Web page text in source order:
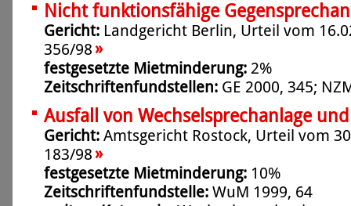
Nicht funktionsfähige
Gericht: Landgericht Berlin, Urteil vom
356/98»
festgesetzte Mietminderung: 2%
Zeitschriftenfundstellen: GE 2000, 345;
Ausfall von Wechselsprechanlage
Gericht: Amtsgericht Rostock, Urteil vom
183/98»
festgesetzte Mietminderung: 10%
Zeitschriftenfundstelle: WuM 1999, 64